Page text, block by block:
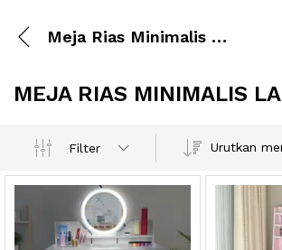
Meja Rias Minimalis Lampu
MEJA RIAS MINIMALIS
Filter